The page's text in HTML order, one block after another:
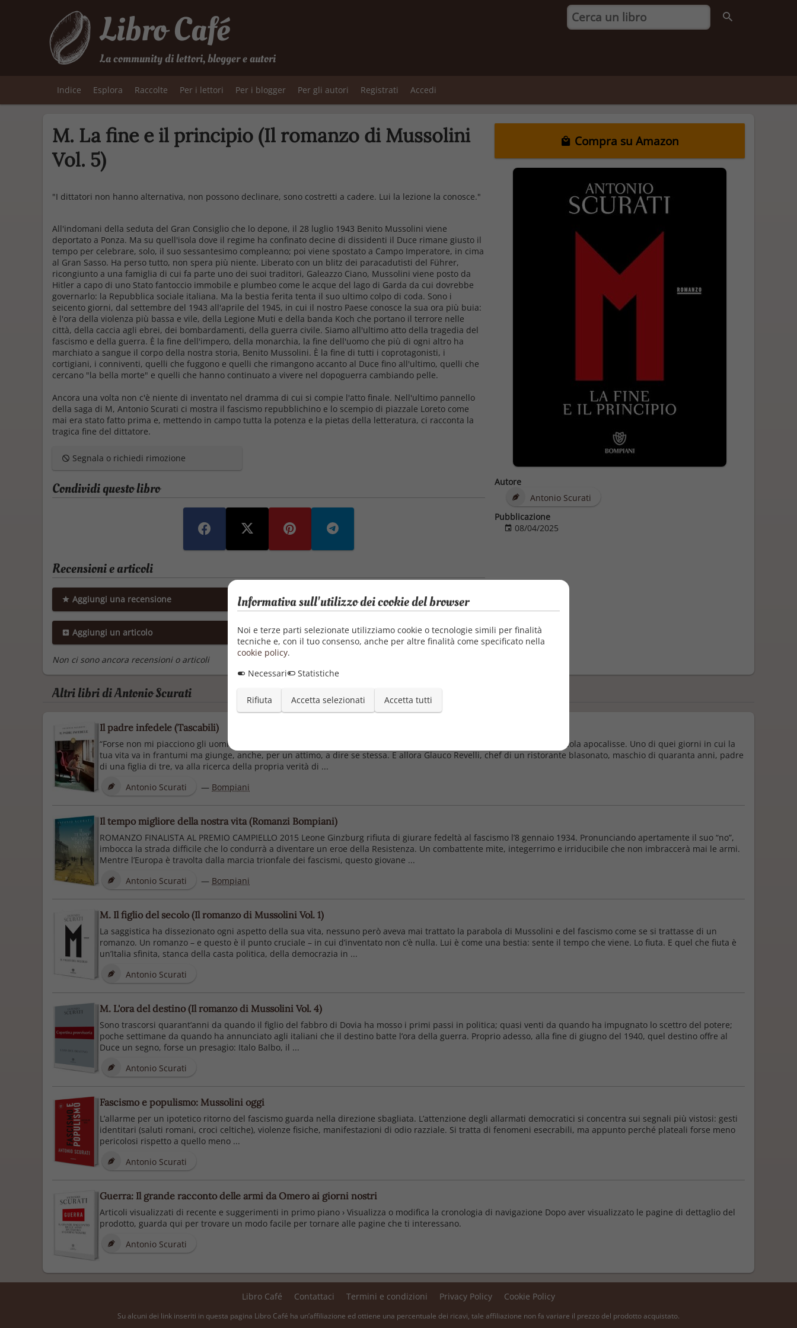
Libro Café
La community di lettori, blogger e autori
Indice Esplora Raccolte Per i lettori Per i blogger Per gli autori Registrati Accedi
M. La fine e il principio (Il romanzo di Mussolini
Vol. 5)
Compra su Amazon
Autore
Antonio Scurati
Pubblicazione
08/04/2025
"I dittatori non hanno alternativa, non possono declinare, sono costretti a cadere. Lui la lezione la conosce."
All'indomani della seduta del Gran Consiglio che lo depone, il 28 luglio 1943 Benito Mussolini viene
deportato a Ponza. Ma su quell'isola dove il regime ha confinato decine di dissidenti il Duce rimane giusto il
tempo per celebrare, solo, il suo sessantesimo compleanno; poi viene spostato a Campo Imperatore, in cima
al Gran Sasso. Ha perso tutto, non spera più niente. Liberato con un blitz dei paracadutisti del Führer,
ricongiunto a una famiglia di cui fa parte uno dei suoi traditori, Galeazzo Ciano, Mussolini viene posto da
Hitler a capo di uno Stato fantoccio immobile e plumbeo come le acque del lago di Garda da cui dovrebbe
governarlo: la Repubblica sociale italiana. Ma la bestia ferita tenta il suo ultimo colpo di coda. Sono i
seicento giorni, dal settembre del 1943 all'aprile del 1945, in cui il nostro Paese conosce la sua ora più buia:
è l'ora della violenza più bassa e vile, della Legione Muti e della banda Koch che portano il terrore nelle
città, della caccia agli ebrei, dei bombardamenti, della guerra civile. Siamo all'ultimo atto della tragedia del
fascismo e della guerra. È la fine dell'impero, della monarchia, la fine dell'uomo che più di ogni altro ha
marchiato a sangue il corpo della nostra storia, Benito Mussolini. È la fine di tutti i coprotagonisti, i
cortigiani, i conniventi, quelli che fuggono e quelli che rimangono accanto al Duce fino all'ultimo, quelli che
cercano "la bella morte" e quelli che hanno continuato a vivere nel dopoguerra cambiando pelle.
Ancora una volta non c'è niente di inventato nel dramma di cui si compie l'atto finale. Nell'ultimo pannello
della saga di M, Antonio Scurati ci mostra il fascismo repubblichino e lo scempio di piazzale Loreto come
mai era stato fatto prima e, mettendo in campo tutta la potenza e la pietas della letteratura, ci racconta la
tragica fine del dittatore.
Segnala o richiedi rimozione
Condividi questo libro
Recensioni e articoli
Aggiungi una recensione
Aggiungi un articolo
Non ci sono ancora recensioni o articoli
Altri libri di Antonio Scurati
Il padre infedele (Tascabili)
“Forse non mi piacciono gli uomini.” Il giorno in cui tua moglie, all’improvviso, scoppia a piangere in cucina, è una piccola apocalisse. Uno di quei giorni in cui la
tua vita va in frantumi ma giunge, anche, per un attimo, a dire se stessa. E allora Glauco Revelli, chef di un ristorante blasonato, maschio di quaranta anni, padre
di una figlia di tre, va alla ricerca della propria verità di ...
Antonio Scurati
— Bompiani
Il tempo migliore della nostra vita (Romanzi Bompiani)
ROMANZO FINALISTA AL PREMIO CAMPIELLO 2015 Leone Ginzburg rifiuta di giurare fedeltà al fascismo l’8 gennaio 1934. Pronunciando apertamente il suo “no”,
imbocca la strada difficile che lo condurrà a diventare un eroe della Resistenza. Un combattente mite, integerrimo e irriducibile che non imbraccerà mai le armi.
Mentre l’Europa è travolta dalla marcia trionfale dei fascismi, questo giovane ...
Antonio Scurati
— Bompiani
M. Il figlio del secolo (Il romanzo di Mussolini Vol. 1)
La saggistica ha dissezionato ogni aspetto della sua vita, nessuno però aveva mai trattato la parabola di Mussolini e del fascismo come se si trattasse di un
romanzo. Un romanzo – e questo è il punto cruciale – in cui d’inventato non c’è nulla. Lui è come una bestia: sente il tempo che viene. Lo fiuta. E quel che fiuta è
un’Italia sfinita, stanca della casta politica, della democrazia in ...
Antonio Scurati
M. L'ora del destino (Il romanzo di Mussolini Vol. 4)
Sono trascorsi quarant’anni da quando il figlio del fabbro di Dovia ha mosso i primi passi in politica; quasi venti da quando ha impugnato lo scettro del potere;
poche settimane da quando ha annunciato agli italiani che il destino batte l’ora della guerra. Proprio adesso, alla fine di giugno del 1940, quel destino offre al
Duce un segno, forse un presagio: Italo Balbo, il ...
Antonio Scurati
Fascismo e populismo: Mussolini oggi
L’allarme per un ipotetico ritorno del fascismo guarda nella direzione sbagliata. L’attenzione degli allarmati democratici si concentra sui segnali più vistosi: gesti
identitari (saluti romani, croci celtiche), violenze fisiche, manifestazioni di odio razziale. Si tratta di fenomeni esecrabili, ma appunto perché plateali forse meno
pericolosi rispetto a quello meno ...
Antonio Scurati
Guerra: Il grande racconto delle armi da Omero ai giorni nostri
Articoli visualizzati di recente e suggerimenti in primo piano › Visualizza o modifica la cronologia di navigazione Dopo aver visualizzato le pagine di dettaglio del
prodotto, guarda qui per trovare un modo facile per tornare alle pagine che ti interessano.
Antonio Scurati
Libro Café Contattaci Termini e condizioni Privacy Policy Cookie Policy
Su alcuni dei link inseriti in questa pagina Libro Café ha un’affiliazione ed ottiene una percentuale dei ricavi, tale affiliazione non fa variare il prezzo del prodotto acquistato.
Informativa sull'utilizzo dei cookie del browser
Noi e terze parti selezionate utilizziamo cookie o tecnologie simili per finalità
tecniche e, con il tuo consenso, anche per altre finalità come specificato nella
cookie policy.
Necessari
Statistiche
Rifiuta Accetta selezionati Accetta tutti